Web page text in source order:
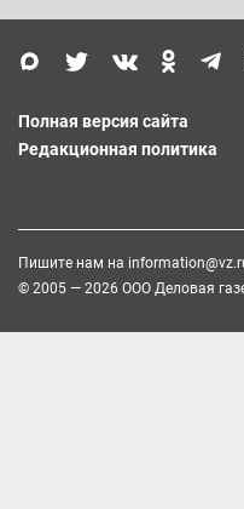
Полная версия сайта
Редакционная политика
Пишите нам на
© 2005 — 2026 ООО Деловая